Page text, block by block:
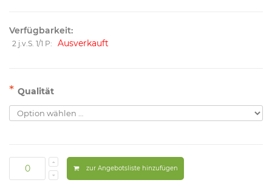
Verfügbarkeit:
2 j.v.S. 1/1 P: Ausverkauft
* Qualität
zur Angebotsliste hinzufügen